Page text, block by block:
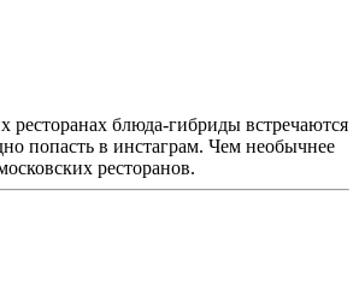
ресторанах блюда-гибриды встречаются
попасть в инстаграм. Чем необычнее
ресторанов.